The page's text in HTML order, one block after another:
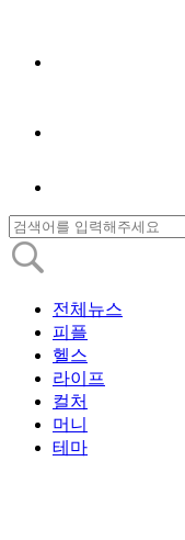
전체뉴스
피플
헬스
라이프
컬처
머니
테마